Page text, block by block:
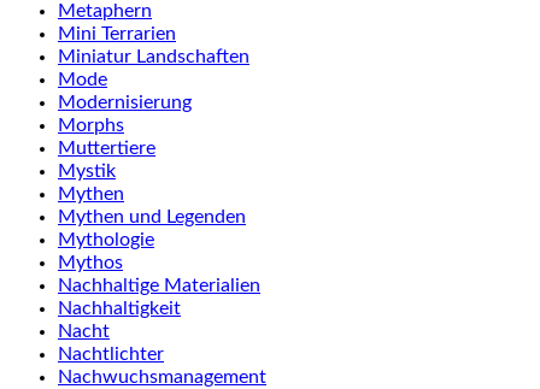
Metaphern
Mini Terrarien
Miniatur Landschaften
Mode
Modernisierung
Morphs
Muttertiere
Mystik
Mythen
Mythen und Legenden
Mythologie
Mythos
Nachhaltige Materialien
Nachhaltigkeit
Nacht
Nachtlichter
Nachwuchsmanagement